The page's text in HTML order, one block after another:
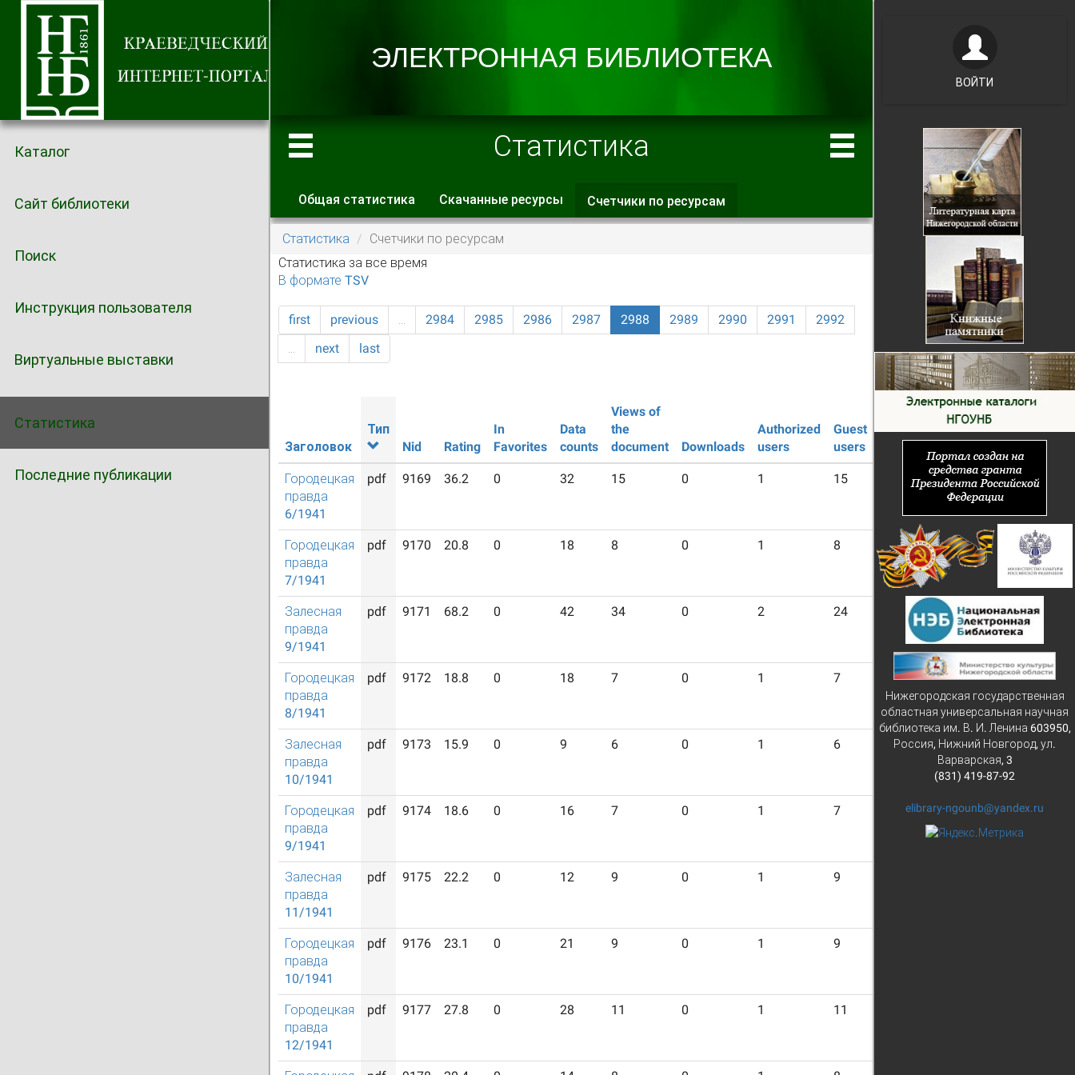
Каталог
Сайт библиотеки
Поиск
Инструкция пользователя
Виртуальные выставки
Статистика
Последние публикации
Статистика
Главные вкладки
Общая статистика Скачанные ресурсы Счетчики по ресурсам
вкладка)
Статистика
Счетчики по ресурсам
Статистика за все время
В формате TSV
first previous … 2984 2985 2986 2987 2988 2989 2990 2991
2992
…
next last
Заголовок
Тип
Nid
Rating
In
Favorites
Data
counts
Views of
the
document
Downloads
Authorized
users
Guest
users
Городецкая
правда
6/1941
pdf 9169 36.2 0 32 15 0 1 15
Городецкая
правда
7/1941
pdf 9170 20.8 0 18 8 0 1 8
Залесная
правда
9/1941
pdf 9171 68.2 0 42 34 0 2 24
Городецкая
правда
8/1941
pdf 9172 18.8 0 18 7 0 1 7
Залесная
правда
10/1941
pdf 9173 15.9 0 9 6 0 1 6
Городецкая
правда
9/1941
pdf 9174 18.6 0 16 7 0 1 7
Залесная
правда
11/1941
pdf 9175 22.2 0 12 9 0 1 9
Городецкая
правда
10/1941
pdf 9176 23.1 0 21 9 0 1 9
Городецкая
правда
12/1941
pdf 9177 27.8 0 28 11 0 1 11
ВОЙТИ
Нижегородская государственная
областная универсальная научная
библиотека им. В. И. Ленина 603950,
Россия, Нижний Новгород, ул.
Варварская, 3
(831) 419-87-92
elibrary-ngounb@yandex.ru